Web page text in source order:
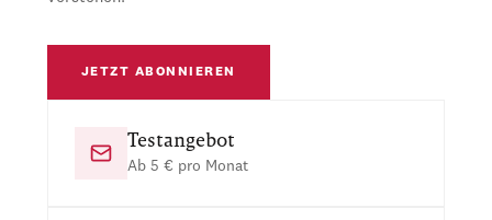
JETZT ABONNIEREN
Testangebot
Ab 5 € pro Monat